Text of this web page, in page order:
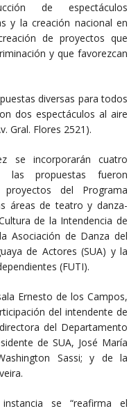
de espectáculos
y la creación nacional en
de proyectos que
y que favorezcan
diversas para todos
dos espectáculos al aire
Gral. Flores 2521).
se incorporarán cuatro
las propuestas fueron
del Programa
áreas de teatro y danza-
de la Intendencia de
Asociación de Danza del
de Actores (SUA) y la
(FUTI).
Ernesto de los Campos,
del intendente de
del Departamento
de SUA, José María
Sassi; y de la
se “reafirma el